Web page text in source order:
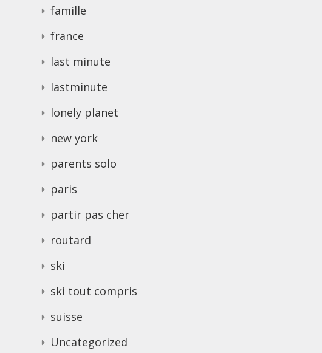
famille
france
last minute
lastminute
lonely planet
new york
parents solo
paris
partir pas cher
routard
ski
ski tout compris
suisse
Uncategorized